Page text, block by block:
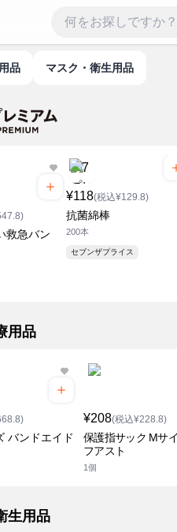
品 マスク・衛生用品
救急バン
¥118(税込¥129.8)
抗菌綿棒
200本
セブンザプライス
用品
バンドエイド
¥208(税込¥228.8)
保護指サック Mサ
フアスト
1個
生用品